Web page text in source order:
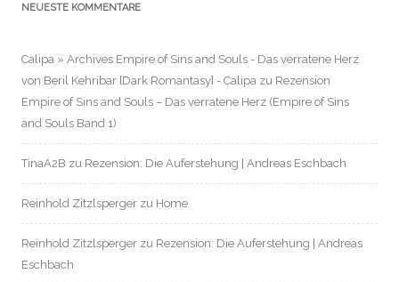
NEUESTE KOMMENTARE
Calipa » Archives Empire of Sins and Souls - Das verratene Herz
von Beril Kehribar [Dark Romantasy] - Calipa zu Rezension
Empire of Sins and Souls – Das verratene Herz (Empire of Sins
and Souls Band 1)
TinaA2B zu Rezension: Die Auferstehung | Andreas Eschbach
Reinhold Zitzlsperger zu Home
Reinhold Zitzlsperger zu Rezension: Die Auferstehung | Andreas
Eschbach